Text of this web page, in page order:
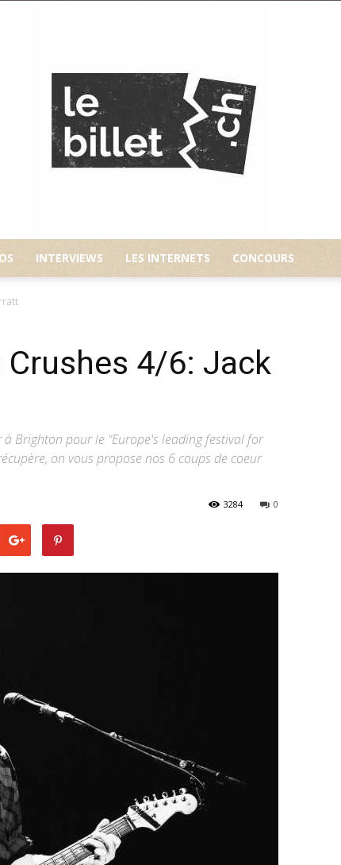
–
INTERVIEWS LES INTERNETS CONCOURS
Crushes 4/6: Jack
Brighton pour le "Europe's leading festival for
on vous propose nos 6 coups de coeur
0
3284